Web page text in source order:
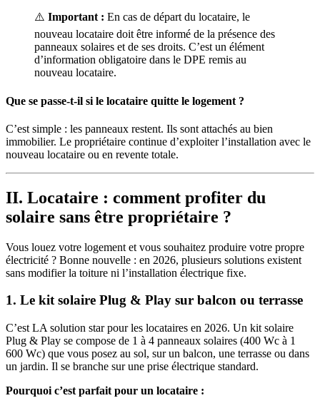
⚠️ Important : En cas de départ du locataire, le
nouveau locataire doit être informé de la présence des
panneaux solaires et de ses droits. C’est un élément
d’information obligatoire dans le DPE remis au
nouveau locataire.
Que se passe-t-il si le locataire quitte le logement ?
C’est simple : les panneaux restent. Ils sont attachés au bien
immobilier. Le propriétaire continue d’exploiter l’installation avec le
nouveau locataire ou en revente totale.
II. Locataire : comment profiter du
solaire sans être propriétaire ?
Vous louez votre logement et vous souhaitez produire votre propre
électricité ? Bonne nouvelle : en 2026, plusieurs solutions existent
sans modifier la toiture ni l’installation électrique fixe.
1. Le kit solaire Plug & Play sur balcon ou terrasse
C’est LA solution star pour les locataires en 2026. Un kit solaire
Plug & Play se compose de 1 à 4 panneaux solaires (400 Wc à 1
600 Wc) que vous posez au sol, sur un balcon, une terrasse ou dans
un jardin. Il se branche sur une prise électrique standard.
Pourquoi c’est parfait pour un locataire :